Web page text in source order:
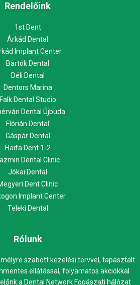
Rendelőink
1st Dent
Árkád Dental
Implant Center
Bartók Dental
Déli Dental
Dentors Marina
Falk Dental Studio
Dental Újbuda
Flórián Dental
Gáspár Dental
Haifa Dent 1-2
Dental Clinic
Jókai Dental
Dent Clinic
Implant Center
Teleki Dental
Rólunk
szabott kezelési tervvel, tapasztalt
ellátással, folyamatos akciókkal
a Dental Network Fogászati hálózat